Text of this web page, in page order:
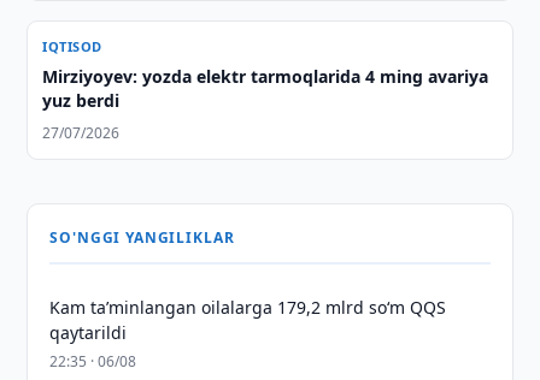
IQTISOD
Mirziyoyev: yozda elektr tarmoqlarida 4 ming avariya
yuz berdi
27/07/2026
SO'NGGI YANGILIKLAR
Kam taʼminlangan oilalarga 179,2 mlrd so‘m QQS
qaytarildi
22:35 · 06/08